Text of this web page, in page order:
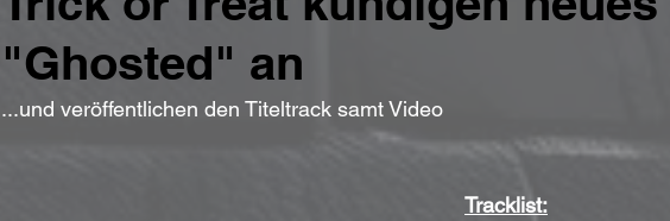
"Ghosted" an
...und veröffentlichen den Titeltrack samt Video
Tracklist: